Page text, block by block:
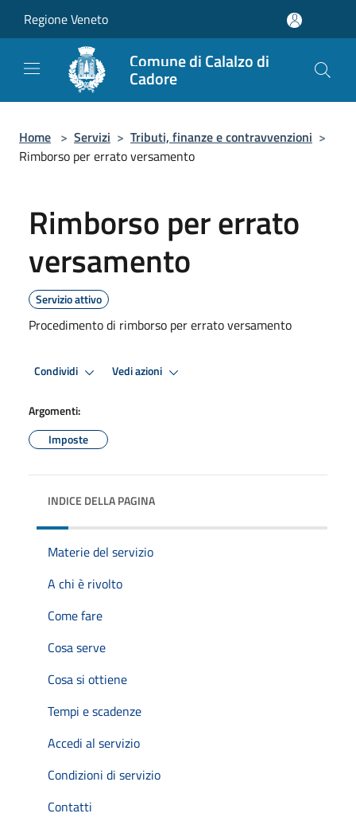
Regione Veneto
Comune di Calalzo di
Cadore
Home > Servizi > Tributi, finanze e contravvenzioni >
Rimborso per errato versamento
Rimborso per errato
versamento
Servizio attivo
Procedimento di rimborso per errato versamento
Condividi Vedi azioni
Argomenti:
Imposte
INDICE DELLA PAGINA
Materie del servizio
A chi è rivolto
Come fare
Cosa serve
Cosa si ottiene
Tempi e scadenze
Accedi al servizio
Condizioni di servizio
Contatti